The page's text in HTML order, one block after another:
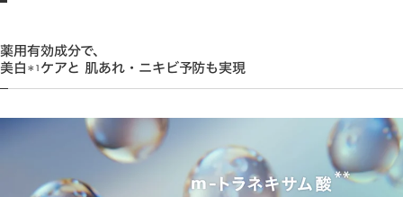
薬用有効成分で、
美白 ＊1 ケアと 肌あれ・ニキビ予防も実現